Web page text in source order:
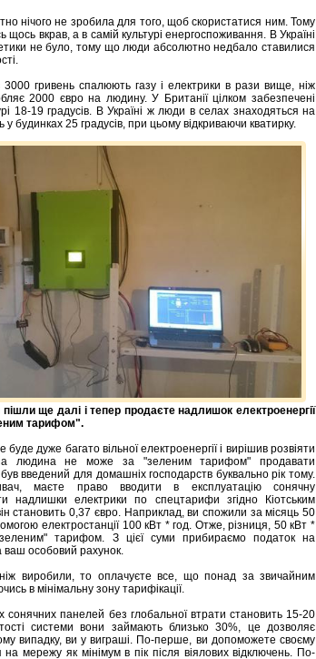
нічого не зробила для того, щоб скористатися ним. Тому
вкрав, а в самій культурі енергоспоживання. В Україні
не було, тому що люди абсолютно недбало ставилися
гривень спалюють газу і електрики в рази вище, ніж
2000 євро на людину. У Британії цілком забезпечені
18-19 градусів. В Україні ж люди в селах знаходяться на
будинках 25 градусів, при цьому відкриваючи кватирку.
ще далі і тепер продаєте надлишок електроенергії
тарифом".
дуже багато вільної електроенергії і вирішив розвіяти
людина не може за "зеленим тарифом" продавати
введений для домашніх господарств буквально рік тому.
маєте право вводити в експлуатацію сонячну
надлишки електрики по спецтарифи згідно Кіотським
становить 0,37 євро. Наприклад, ви спожили за місяць 50
електростанції 100 кВт * год. Отже, різниця, 50 кВт *
тарифом. З цієї суми прибираємо податок на
особовий рахунок.
виробили, то оплачуєте все, що понад за звичайним
в мінімальну зону тарифікації.
сонячних панелей без глобальної втрати становить 15-20
системи вони займають близько 30%, це дозволяє
випадку, ви у виграші. По-перше, ви допоможете своєму
мережу як мінімум в пік після віялових відключень. По-